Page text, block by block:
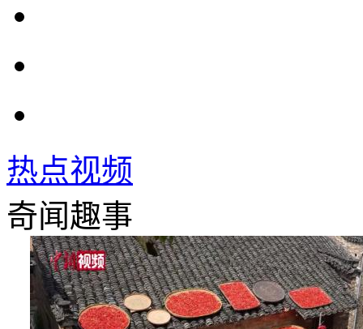
热点视频
奇闻趣事